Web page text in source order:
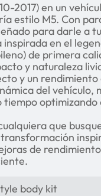
2017) en un
estilo M5. Con
para darle a
en el
de primera
y naturaleza
y un rendimiento
del vehículo,
optimizando
que
de
body kit